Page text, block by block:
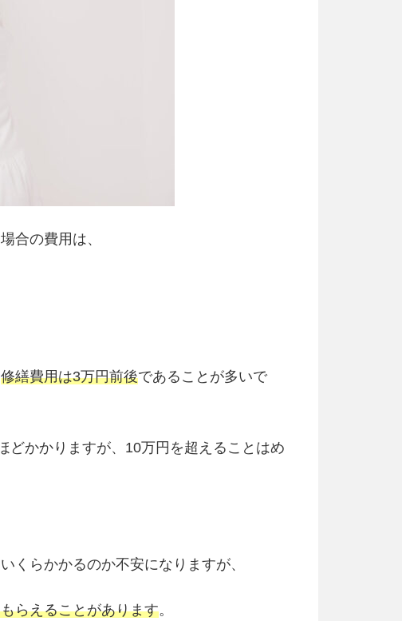
合の費用は、
修繕費用は3万円前後であることが多いで
どかかりますが、10万円を超えることはめ
くらかかるのか不安になりますが、
らえることがあります。